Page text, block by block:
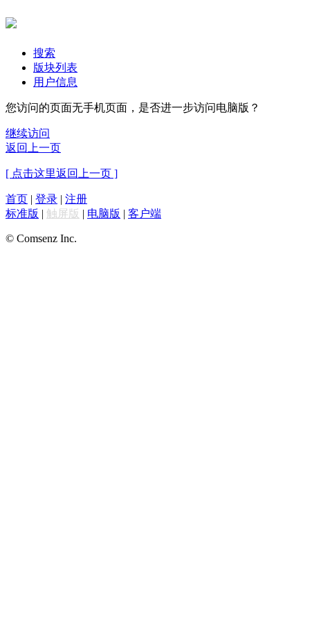
搜索
版块列表
用户信息
您访问的页面无手机页面，是否进一步访问电脑版？
继续访问
返回上一页
[ 点击这里返回上一页 ]
首页 | 登录 | 注册
标准版 | 触屏版 | 电脑版 | 客户端
© Comsenz Inc.